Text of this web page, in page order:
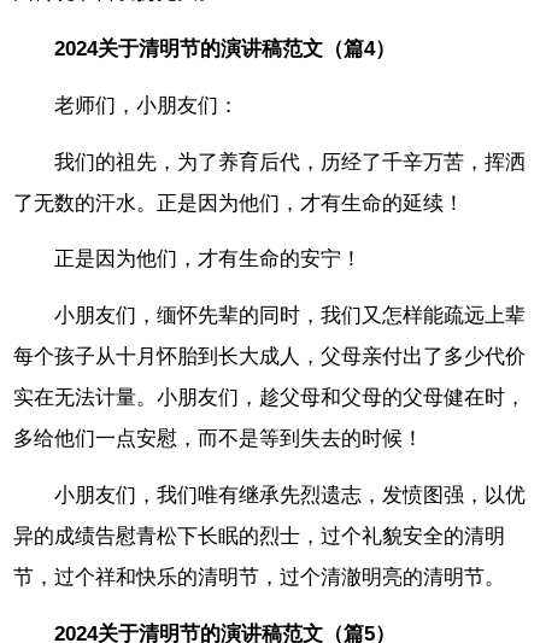
2024关于清明节的演讲稿范文（篇4）
老师们，小朋友们：
我们的祖先，为了养育后代，历经了千辛万苦，挥洒
了无数的汗水。正是因为他们，才有生命的延续！
正是因为他们，才有生命的安宁！
小朋友们，缅怀先辈的同时，我们又怎样能疏远上辈
每个孩子从十月怀胎到长大成人，父母亲付出了多少代价
实在无法计量。小朋友们，趁父母和父母的父母健在时，
多给他们一点安慰，而不是等到失去的时候！
小朋友们，我们唯有继承先烈遗志，发愤图强，以优
异的成绩告慰青松下长眠的烈士，过个礼貌安全的清明
节，过个祥和快乐的清明节，过个清澈明亮的清明节。
2024关于清明节的演讲稿范文（篇5）